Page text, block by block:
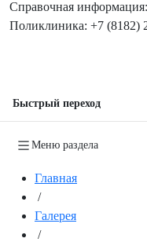
Справочная
Поликлиника: +7 (8182)
Быстрый переход
Меню раздела
Главная
/
Галерея
/